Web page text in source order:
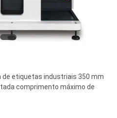
etiquetas industriais 350 mm
comprimento máximo de